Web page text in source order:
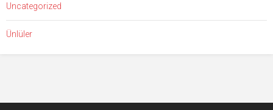
Uncategorized
Ünlüler